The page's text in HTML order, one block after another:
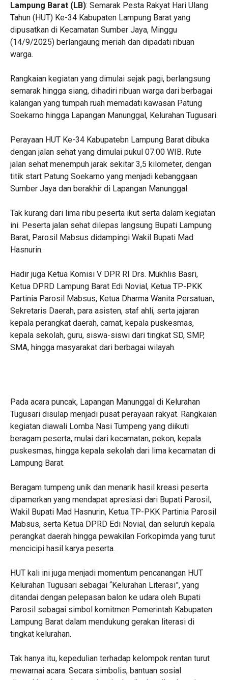
‎Lampung Barat (LB): Semarak Pesta Rakyat Hari Ulang
Tahun (HUT) Ke-34 Kabupaten Lampung Barat yang
dipusatkan di Kecamatan Sumber Jaya, Minggu
(14/9/2025) berlangaung meriah dan dipadati ribuan
warga.
‎Rangkaian kegiatan yang dimulai sejak pagi, berlangsung
semarak hingga siang, dihadiri ribuan warga dari berbagai
kalangan yang tumpah ruah memadati kawasan Patung
Soekarno hingga Lapangan Manunggal, Kelurahan Tugusari.
‎Perayaan HUT Ke-34 Kabupatebn Lampung Barat dibuka
dengan jalan sehat yang dimulai pukul 07.00 WIB. Rute
jalan sehat menempuh jarak sekitar 3,5 kilometer, dengan
titik start Patung Soekarno yang menjadi kebanggaan
Sumber Jaya dan berakhir di Lapangan Manunggal.
‎Tak kurang dari lima ribu peserta ikut serta dalam kegiatan
ini. Peserta jalan sehat dilepas langsung Bupati Lampung
Barat, Parosil Mabsus didampingi Wakil Bupati Mad
Hasnurin.
‎Hadir juga Ketua Komisi V DPR RI Drs. Mukhlis Basri,
Ketua DPRD Lampung Barat Edi Novial, Ketua TP-PKK
Partinia Parosil Mabsus, Ketua Dharma Wanita Persatuan,
Sekretaris Daerah, para asisten, staf ahli, serta jajaran
kepala perangkat daerah, camat, kepala puskesmas,
kepala sekolah, guru, siswa-siswi dari tingkat SD, SMP,
SMA, hingga masyarakat dari berbagai wilayah.
‎Pada acara puncak, Lapangan Manunggal di Kelurahan
Tugusari disulap menjadi pusat perayaan rakyat. Rangkaian
kegiatan diawali Lomba Nasi Tumpeng yang diikuti
beragam peserta, mulai dari kecamatan, pekon, kepala
puskesmas, hingga kepala sekolah dari lima kecamatan di
Lampung Barat.
‎Beragam tumpeng unik dan menarik hasil kreasi peserta
dipamerkan yang mendapat apresiasi dari Bupati Parosil,
Wakil Bupati Mad Hasnurin, Ketua TP-PKK Partinia Parosil
Mabsus, serta Ketua DPRD Edi Novial, dan seluruh kepala
perangkat daerah hingga pewakilan Forkopimda yang turut
mencicipi hasil karya peserta.
‎HUT kali ini juga menjadi momentum pencanangan HUT
Kelurahan Tugusari sebagai “Kelurahan Literasi”, yang
ditandai dengan pelepasan balon ke udara oleh Bupati
Parosil sebagai simbol komitmen Pemerintah Kabupaten
Lampung Barat dalam mendukung gerakan literasi di
tingkat kelurahan.
‎Tak hanya itu, kepedulian terhadap kelompok rentan turut
mewarnai acara. Secara simbolis, bantuan sosial